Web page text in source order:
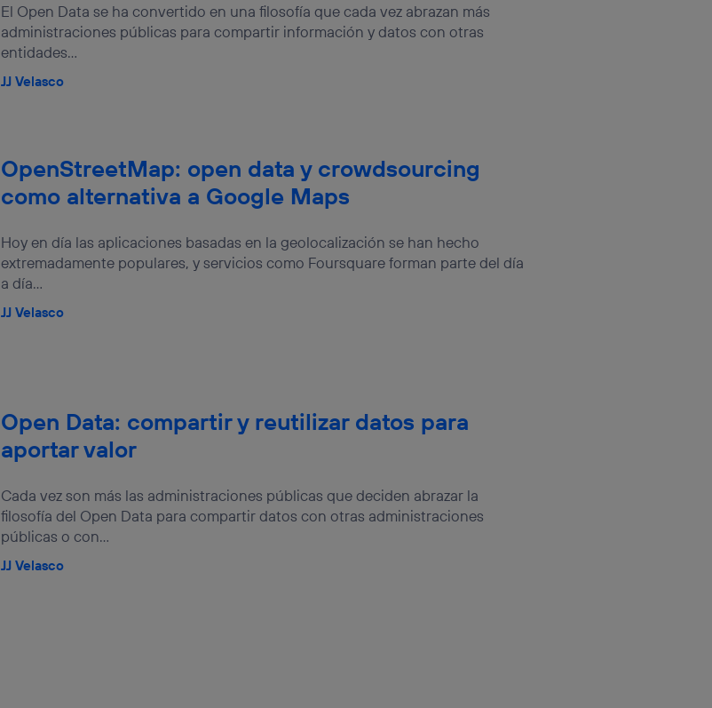
El Open Data se ha convertido en una filosofía que cada vez abrazan más
administraciones públicas para compartir información y datos con otras
entidades...
JJ Velasco
OpenStreetMap: open data y crowdsourcing
como alternativa a Google Maps
Hoy en día las aplicaciones basadas en la geolocalización se han hecho
extremadamente populares, y servicios como Foursquare forman parte del día
a día...
JJ Velasco
Open Data: compartir y reutilizar datos para
aportar valor
Cada vez son más las administraciones públicas que deciden abrazar la
filosofía del Open Data para compartir datos con otras administraciones
públicas o con...
JJ Velasco